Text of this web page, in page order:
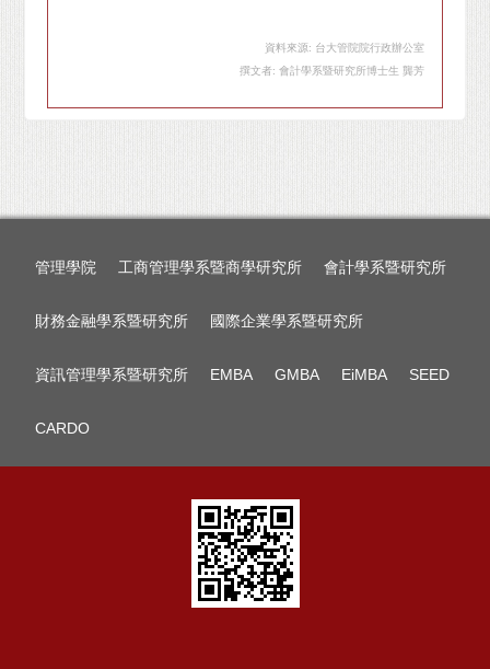
資料來源: 台大管院院行政辦公室
撰文者: 會計學系暨研究所博士生 龔芳
管理學院 工商管理學系暨商學研究所 會計學系暨研究所
財務金融學系暨研究所 國際企業學系暨研究所
資訊管理學系暨研究所 EMBA GMBA EiMBA SEED
CARDO